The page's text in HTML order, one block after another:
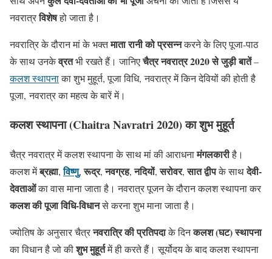
नवरात्रविशेषहो जाता है।
नवरात्रि के दौरान मां के भक्तमाता रानी को प्रसन्नकरने के लिए पूजा-पाठ
के साथ उनकेव्रतभी रखते हैं। जानिएचैत्र नवरात्र 2020 से जुड़ी बातें–
कलश स्थापनाका शुभ मुहूर्त, पूजा विधि, नवरात्र में किन देवियों की होती है
पूजा, नवरात्र का महत्व के बारें में।
कलश स्थापना (Chaitra Navratri 2020) का शुभ मुहूर्त
चैत्र नवरात्र में कलश स्थापना के साथ मां की आराधनामंगलकारीहै।
कलश मेंब्रह्मा,विष्णु,रूद्र,नवग्रह,नदियों,सरोवर,सात द्वीपके साथदेवी-
देवताओंका वास माना जाता है। नवरात्र पूजन के दौरान कलश स्थापना कर
कलश की पूजा विधि-विधानसे करना शुभ माना जाता है।
ज्योतिष के अनुसार चैत्रनवरात्रि की प्रतिपदाके दिनकलश (घट) स्थापना
का विधान है जो कीशुभ मुहूर्तमें ही करते हैं। सूर्योदय के बाद कलश स्थापना